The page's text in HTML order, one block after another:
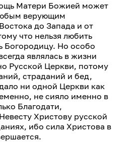
Матери Божией может
верующим
до Запада и от
что нельзя любить
Богородицу. Но особо
являлась в жизни
Русской Церкви, потому
страданий и бед,
ни одной Церкви как
не сияло именно в
Благодати,
Христову русской
ибо сила Христова в